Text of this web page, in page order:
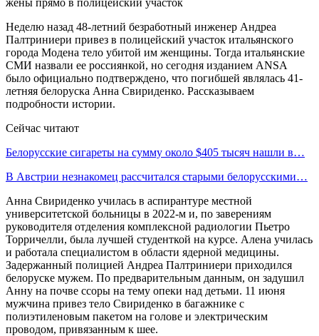
Неделю назад 48-летний безработный инженер Андреа
Палтриниери привез в полицейский участок итальянского
города Модена тело убитой им женщины. Тогда итальянские
СМИ назвали ее россиянкой, но сегодня изданием ANSA
было официально подтверждено, что погибшей являлась 41-
летняя белоруска Анна Свириденко. Рассказываем
подробности истории.
Сейчас читают
Белорусские сигареты на сумму около $405 тысяч нашли в…
В Австрии незнакомец рассчитался старыми белорусскими…
Анна Свириденко училась в аспирантуре местной
университетской больницы в 2022-м и, по заверениям
руководителя отделения комплексной радиологии Пьетро
Торричелли, была лучшей студенткой на курсе. Алена училась
и работала специалистом в области ядерной медицины.
Задержанный полицией Андреа Палтриниери приходился
белоруске мужем. По предварительным данным, он задушил
Анну на почве ссоры на тему опеки над детьми. 11 июня
мужчина привез тело Свириденко в багажнике с
полиэтиленовым пакетом на голове и электрическим
проводом, привязанным к шее.